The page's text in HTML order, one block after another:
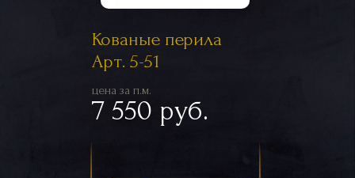
Кованые перила
Арт. 5-51
цена за п.м.
7 550 руб.